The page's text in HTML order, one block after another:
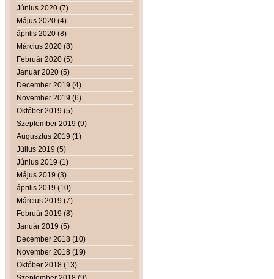
Június 2020 (7)
Május 2020 (4)
április 2020 (8)
Március 2020 (8)
Február 2020 (5)
Január 2020 (5)
December 2019 (4)
November 2019 (6)
Október 2019 (5)
Szeptember 2019 (9)
Augusztus 2019 (1)
Július 2019 (5)
Június 2019 (1)
Május 2019 (3)
április 2019 (10)
Március 2019 (7)
Február 2019 (8)
Január 2019 (5)
December 2018 (10)
November 2018 (19)
Október 2018 (13)